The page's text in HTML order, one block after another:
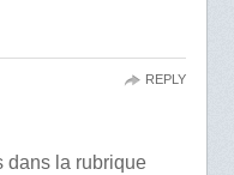
dans la rubrique
REPLY